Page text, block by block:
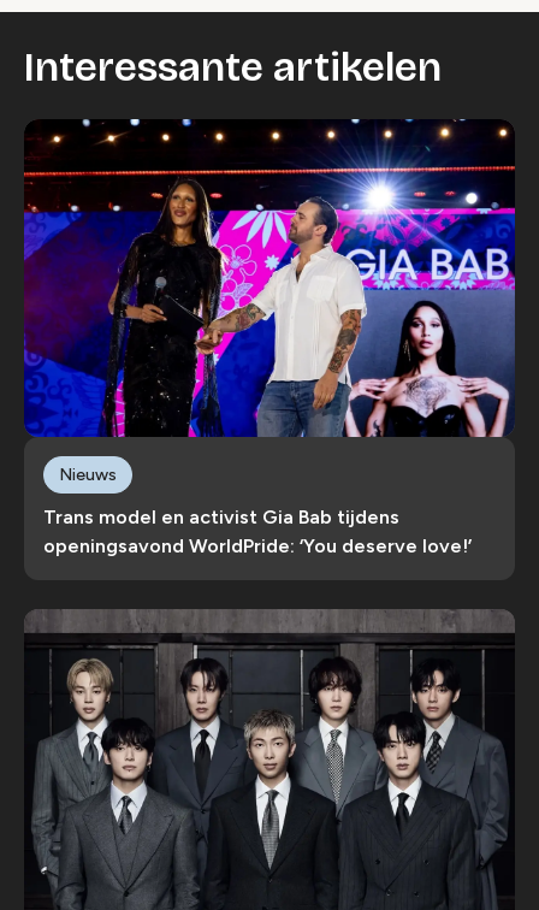
Wijzig cookie instellingen
Interessante artikelen
Trans model en activist Gia Bab tijdens
openingsavond WorldPride: ‘You deserve love!’
Nieuws